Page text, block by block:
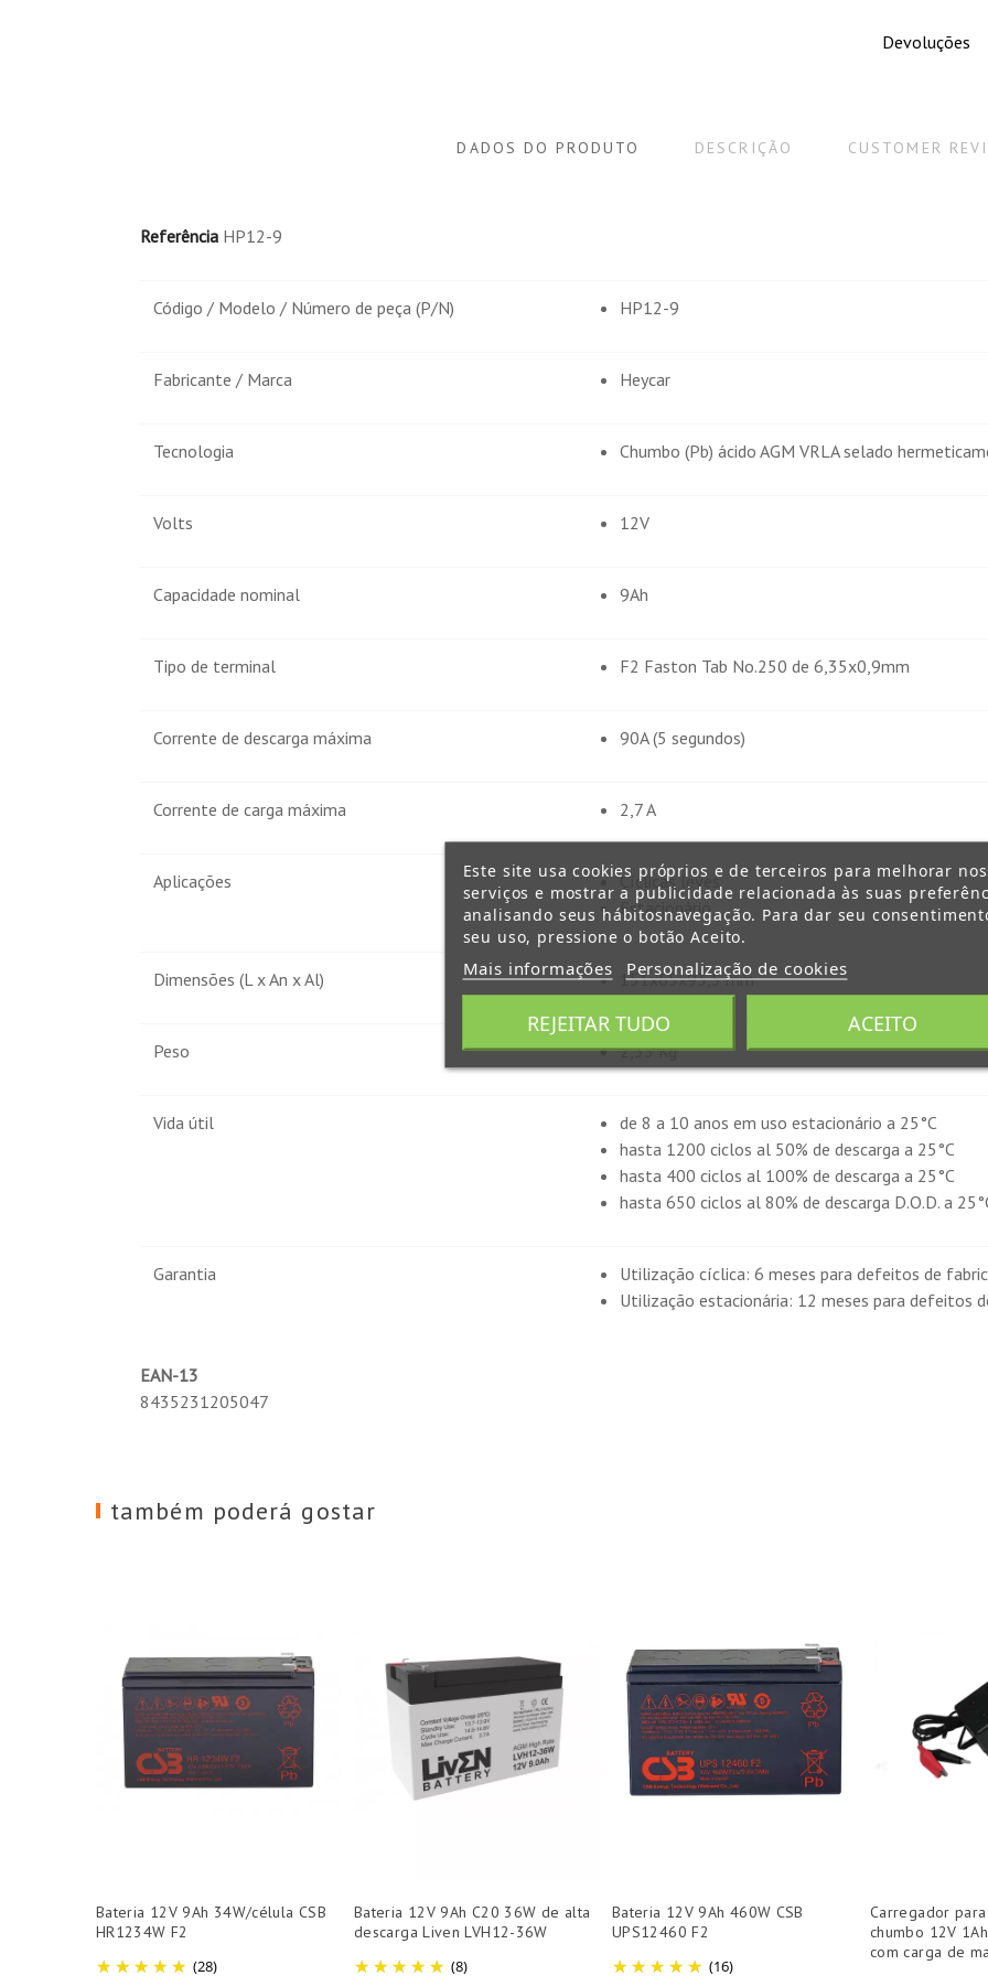
Devoluções
DADOS DO PRODUTO DESCRIÇÃO CUSTOMER
Referência HP12-9
Código / Modelo / Número de peça (P/N) HP12-9
Fabricante / Marca Heycar
Tecnologia Chumbo (Pb) ácido AGM VRLA selado
Volts 12V
Capacidade nominal 9Ah
Tipo de terminal F2 Faston Tab No.250 de 6,35x0,9mm
Corrente de descarga máxima 90A (5 segundos)
Corrente de carga máxima 2,7 A
Aplicações
Cíclicas leves
Estacionário
Dimensões (L x An x Al) 151x65x93,5 mm
Peso 2,55 Kg
Vida útil
de 8 a 10 anos em uso estacionário a 25°C
hasta 1200 ciclos al 50% de descarga a 25°C
hasta 400 ciclos al 100% de descarga a 25°C
hasta 650 ciclos al 80% de descarga D.O.D. a
Garantia
Utilização cíclica: 6 meses para defeitos de
Utilização estacionária: 12 meses para defeitos
EAN-13
8435231205047
cargarlar al 100%
Publicado el 10/1/23, 4:45 PM
MOSTRAR MÁS OPINIONES
também poderá gostar
(28)
Bateria 12V 9Ah 34W/célula CSB
HR1234W F2
(8)
Bateria 12V 9Ah C20 36W de alta
descarga Liven LVH12-36W
(16)
Bateria 12V 9Ah 460W CSB
UPS12460 F2
Carregador
chumbo 12V
com carga de
Este site usa cookies próprios e de terceiros para melhorar
serviços e mostrar a publicidade relacionada às suas
analisando seus hábitosnavegação. Para dar seu
seu uso, pressione o botão Aceito.
Mais informações Personalização de cookies
REJEITAR TUDO ACEITO